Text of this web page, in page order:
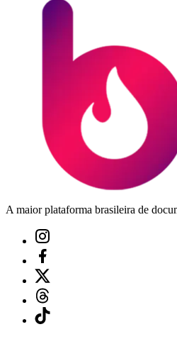
A maior plataforma brasileira de